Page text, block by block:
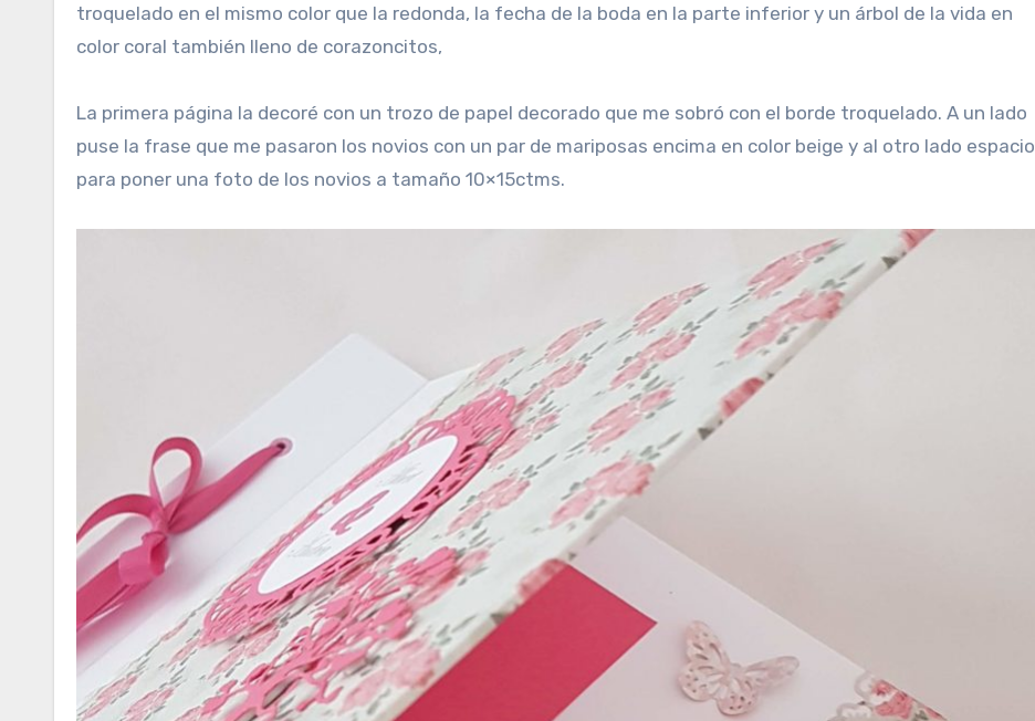
troquelado en el mismo color que la redonda, la fecha de la boda en la parte inferior y un árbol de la vida en
color coral también lleno de corazoncitos,
La primera página la decoré con un trozo de papel decorado que me sobró con el borde troquelado. A un lado
puse la frase que me pasaron los novios con un par de mariposas encima en color beige y al otro lado espacio
para poner una foto de los novios a tamaño 10×15ctms.